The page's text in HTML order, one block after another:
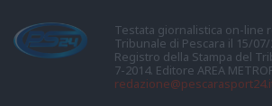
Testata giornalistica on-line
Tribunale di Pescara il 15/07/
Registro della Stampa del
7-2014. Editore AREA